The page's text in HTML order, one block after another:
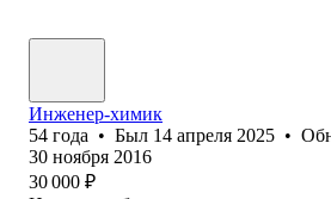
Инженер-химик
54 года • Был 14 апреля 2025 •
30 ноября 2016
30 000 ₽